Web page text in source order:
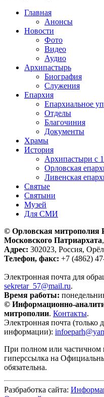
Главная
Анонсы
Новости
Фото
Видео
Аудио
Архипастырь
Биография
Служения
Епархия
Епархиальное
Отделы
Благочиния
Документы
Храмы
История
Архипастыри с
Орловская
Ливенская
Святые
Святыни
Музей
Для СМИ
© Орловская митрополия
Московского Патриархата
Адрес: 302023, Россия,
Телефон, факс: +7 (4862)
Электронная почта для
sekretar_57@mail.ru.
Время работы:
© Информационно-
митрополии. Контакты.
Электронная почта (только
информации):
При полном или частичном
гиперссылка на
обязательна.
Разбработка сайта: